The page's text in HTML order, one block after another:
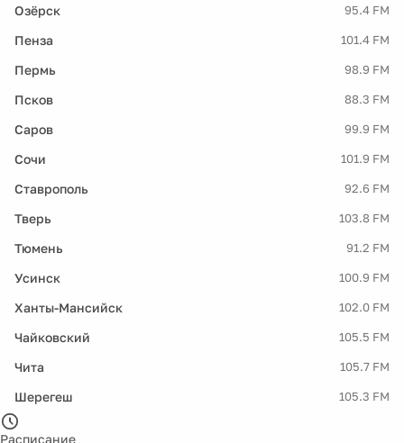
Озёрск 95.4 FM
Пенза 101.4 FM
Пермь 98.9 FM
Псков 88.3 FM
Саров 99.9 FM
Сочи 101.9 FM
Ставрополь 92.6 FM
Тверь 103.8 FM
Тюмень 91.2 FM
Усинск 100.9 FM
Ханты-Мансийск 102.0 FM
Чайковский 105.5 FM
Чита 105.7 FM
Шерегеш 105.3 FM
Расписание